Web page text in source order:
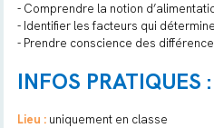
- Comprendre la notion
- Identifier les facteurs qui
- Prendre conscience des
INFOS PRATIQUES :
Lieu :uniquement en classe